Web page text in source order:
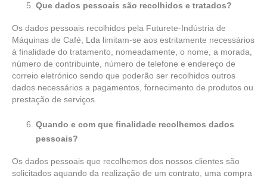
Que dados pessoais são recolhidos e tratados?
Os dados pessoais recolhidos pela Futurete-Indústria de
Máquinas de Café, Lda limitam-se aos estritamente necessários
à finalidade do tratamento, nomeadamente, o nome, a morada,
número de contribuinte, número de telefone e endereço de
correio eletrónico sendo que poderão ser recolhidos outros
dados necessários a pagamentos, fornecimento de produtos ou
prestação de serviços.
Quando e com que finalidade recolhemos dados
pessoais?
Os dados pessoais que recolhemos dos nossos clientes são
solicitados aquando da realização de um contrato, uma compra